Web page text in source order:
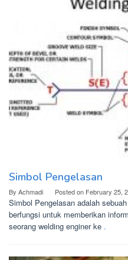
Simbol Pengelasan
By Achmadi Posted on February 25,
Simbol Pengelasan adalah
berfungsi untuk memberikan
seorang welding enginer ke .